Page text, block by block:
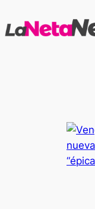
al